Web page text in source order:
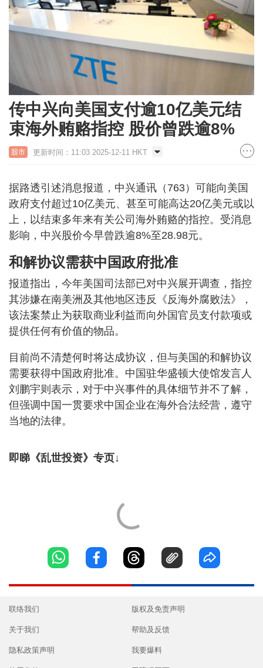
传中兴向美国支付逾10亿美元结
束海外贿赂指控 股价曾跌逾8%
股市 更新时间：11:03 2025-12-11 HKT
据路透引述消息报道，中兴通讯（763）可能向美国
政府支付超过10亿美元、甚至可能高达20亿美元或以
上，以结束多年来有关公司海外贿赂的指控。受消息
影响，中兴股价今早曾跌逾8%至28.98元。
和解协议需获中国政府批准
报道指出，今年美国司法部已对中兴展开调查，指控
其涉嫌在南美洲及其他地区违反《反海外腐败法》，
该法案禁止为获取商业利益而向外国官员支付款项或
提供任何有价值的物品。
目前尚不清楚何时将达成协议，但与美国的和解协议
需要获得中国政府批准。中国驻华盛顿大使馆发言人
刘鹏宇则表示，对于中兴事件的具体细节并不了解，
但强调中国一贯要求中国企业在海外合法经营，遵守
当地的法律。
即睇《乱世投资》专页↓
联络我们
关于我们
隐私政策声明
版权及免责声明
帮助及反馈
我要爆料